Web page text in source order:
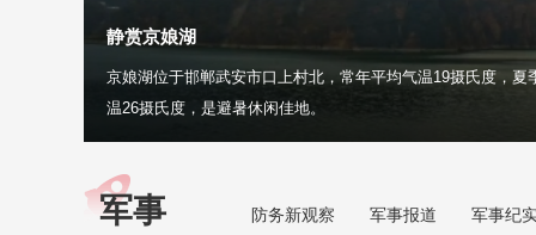
静赏京娘湖
京娘湖位于邯郸武安市口上村北，常年平均气温19摄氏度，夏
温26摄氏度，是避暑休闲佳地。
军事 防务新观察 军事报道 军事纪